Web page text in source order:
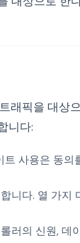
래픽을 대상
니다:
사용은 동의
니다. 열 가지
러의 신원, 데